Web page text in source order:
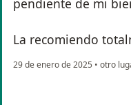
pendiente de mi
La recomiendo
29 de enero de 2025 • otro